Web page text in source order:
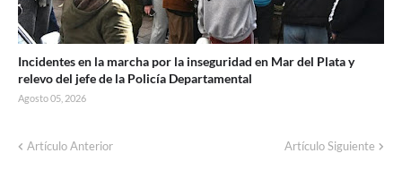
Incidentes en la marcha por la inseguridad en Mar del Plata y
relevo del jefe de la Policía Departamental
Agosto 05, 2026
Artículo Anterior Artículo Siguiente